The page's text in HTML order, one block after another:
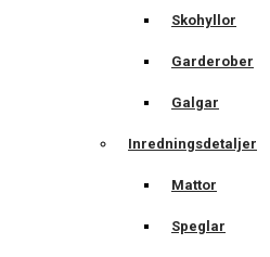
Skohyllor
Garderober
Galgar
Inredningsdetaljer
Mattor
Speglar